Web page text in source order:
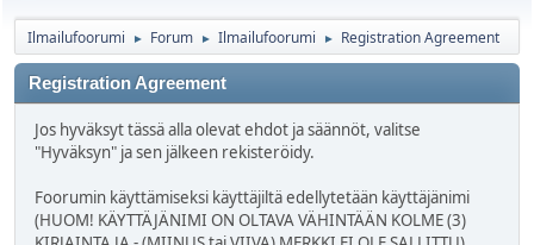
Ilmailufoorumi ► Forum ► Ilmailufoorumi ► Registration Agreement
Registration Agreement
Jos hyväksyt tässä alla olevat ehdot ja säännöt, valitse
"Hyväksyn" ja sen jälkeen rekisteröidy.
Foorumin käyttämiseksi käyttäjiltä edellytetään käyttäjänimi
(HUOM! KÄYTTÄJÄNIMI ON OLTAVA VÄHINTÄÄN KOLME (3)